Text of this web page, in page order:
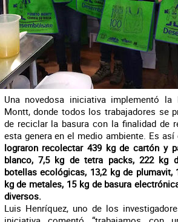
Una novedosa iniciativa implementó la
Montt, donde todos los trabajadores se
de reciclar la basura con la finalidad de
esta genera en el medio ambiente. Es así
lograron recolectar 439 kg de cartón y
blanco, 7,5 kg de tetra packs, 222 kg
botellas ecológicas, 13,2 kg de plumavit,
kg de metales, 15 kg de basura
diversos.
Luis Henríquez, uno de los